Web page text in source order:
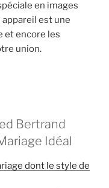
en images
est une
et encore les
union.
Bertrand
Idéal
dont le style de